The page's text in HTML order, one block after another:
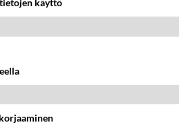
kiristintä kalun ja pallien
jonka kieputan pallien
käyttö